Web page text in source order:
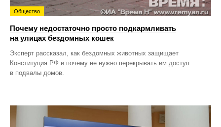
Общество
Почему недостаточно просто подкармливать
на улицах бездомных кошек
Эксперт рассказал, как бездомных животных защищает
Конституция РФ и почему не нужно перекрывать им доступ
в подвалы домов.